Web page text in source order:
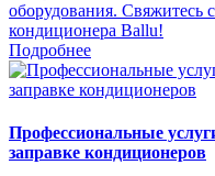
оборудования. Свяжитесь
кондиционера Ballu!
Подробнее
Профессиональные
заправке кондиционеров